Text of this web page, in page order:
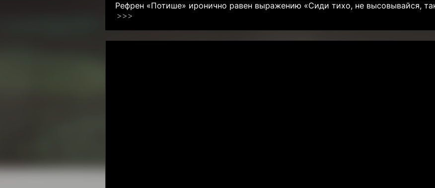
Рефрен «Потише» иронично равен выражению «Сиди тихо, не высовывайся,
>>>